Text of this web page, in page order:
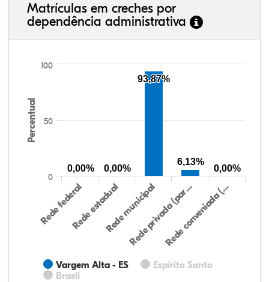
Matrículas em creches por
dependência administrativa
Percentual
Vargem Alta - ES
Espírito Santo
Brasil
Rede federalRede estadualRede municipal
Rede privada (par…Rede conveniada (…
0
50
100
0,00% 0,00%
93,87%
6,13%
0,00%